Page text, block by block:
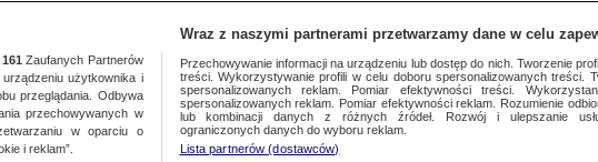
161 Zaufanych Partnerów
użytkownika i
przeglądania. Odbywa
przechowywanych w
w oparciu o
i reklam”.
Wraz z naszymi partnerami przetwarzamy dane w celu
Przechowywanie informacji na urządzeniu lub dostęp do nich. Tworzenie
treści. Wykorzystywanie profili w celu doboru spersonalizowanych treści.
spersonalizowanych reklam. Pomiar efektywności treści.
spersonalizowanych reklam. Pomiar efektywności reklam. Rozumienie
lub kombinacji danych z różnych źródeł. Rozwój i ulepszanie
ograniczonych danych do wyboru reklam.
Lista partnerów (dostawców)